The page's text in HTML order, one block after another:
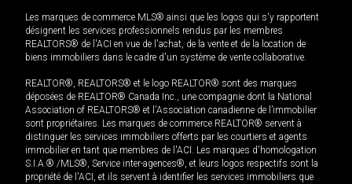
Les marques de commerce MLS® ainsi que les logos qui s'y rapportent
désignent les services professionnels rendus par les membres
REALTORS® de l'ACI en vue de l'achat, de la vente et de la location de
biens immobiliers dans le cadre d'un système de vente collaborative.
REALTOR®, REALTORS® et le logo REALTOR® sont des marques
déposées de REALTOR® Canada Inc., une compagnie dont la National
Association of REALTORS® et l'Association canadienne de l’immobilier
sont propriétaires. Les marques de commerce REALTOR® servent à
distinguer les services immobiliers offerts par les courtiers et agents
immobilier en tant que membres de l'ACI. Les marques d'homologation
S.I.A.® /MLS®, Service inter-agences®, et leurs logos respectifs sont la
propriété de l'ACI, et ils servent à identifier les services immobiliers que